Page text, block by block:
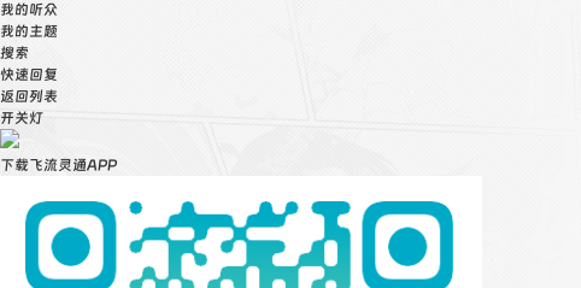
我的听众
我的主题
搜索
快速回复
返回列表
开关灯
下载飞流灵通APP